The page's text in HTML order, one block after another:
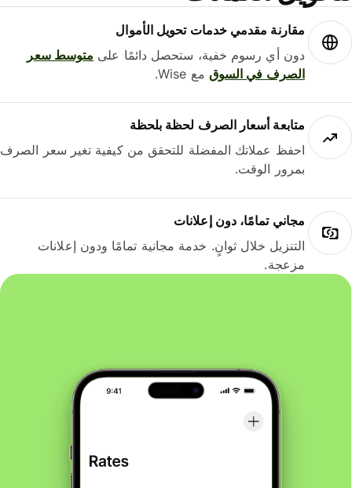
مقارنة مقدمي خدمات تحويل الأموال
دون أي رسوم خفية، ستحصل دائمًا علىمتوسط ​​سعر
الصرف في السوقمع Wise.
متابعة أسعار الصرف لحظة بلحظة
احفظ عملاتك المفضلة للتحقق من كيفية تغير سعر الصرف
بمرور الوقت.
مجاني تمامًا، دون إعلانات
التنزيل خلال ثوانٍ. خدمة مجانية تمامًا ودون إعلانات
مزعجة.